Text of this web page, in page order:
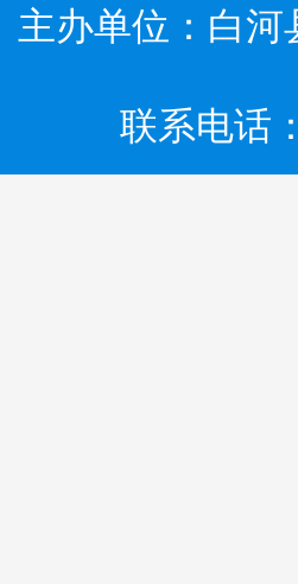
主办单位：白
联系电话